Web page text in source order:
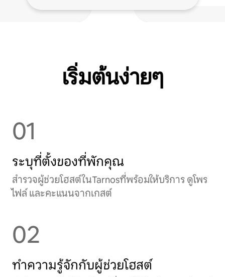
เริ่มต้นง่ายๆ
01
ระบุที่ตั้งของที่พักคุณ
สำรวจผู้ช่วยโฮสต์ในTarnosที่พร้อมให้บริการ ดูโพร
ไฟล์ และคะแนนจากเกสต์
02
ทำความรู้จักกับผู้ช่วยโฮสต์